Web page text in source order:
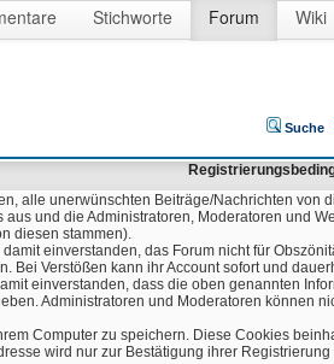
Stichworte Forum Wiki
Suche
alle unerwünschten Beiträge/Nachrichten
und die Administratoren, Moderatoren und
diesen stammen).
einverstanden, das Forum nicht für
Bei Verstößen kann ihr Account sofort und
einverstanden, dass die oben genannten
Administratoren und Moderatoren können
Computer zu speichern. Diese Cookies
wird nur zur Bestätigung ihrer